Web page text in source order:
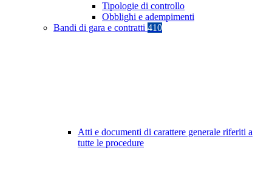
Tipologie di controllo
Obblighi e adempimenti
Bandi di gara e contratti 410
Atti e documenti di carattere generale riferiti a
tutte le procedure